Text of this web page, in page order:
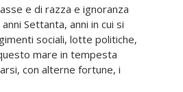
e di razza e ignoranza
Settanta, anni in cui si
sociali, lotte politiche,
mare in tempesta
con alterne fortune, i